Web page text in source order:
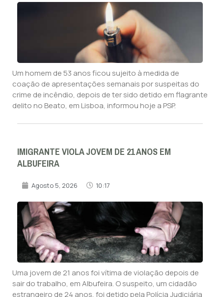
Um homem de 53 anos ficou sujeito à medida de
coação de apresentações semanais por suspeitas do
crime de incêndio, depois de ter sido detido em flagrante
delito no Beato, em Lisboa, informou hoje a PSP.
IMIGRANTE VIOLA JOVEM DE 21 ANOS EM
ALBUFEIRA
Agosto 5, 2026 10:17
Uma jovem de 21 anos foi vítima de violação depois de
sair do trabalho, em Albufeira. O suspeito, um cidadão
estrangeiro de 24 anos, foi detido pela Polícia Judiciária